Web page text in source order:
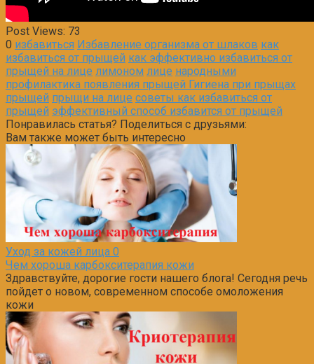
Post Views: 73
0 избавиться Избавление организма от шлаков как
избавиться от прыщей как эффективно избавиться от
прыщей на лице лимоном лице народными
профилактика появления прыщей Гигиена при прыщах
прыщей прыщи на лице советы как избавиться от
прыщей эффективный способ избавится от прыщей
Понравилась статья? Поделиться с друзьями:
Вам также может быть интересно
Уход за кожей лица 0
Чем хороша карбокситерапия кожи
Здравствуйте, дорогие гости нашего блога! Сегодня речь
пойдет о новом, современном способе омоложения
кожи